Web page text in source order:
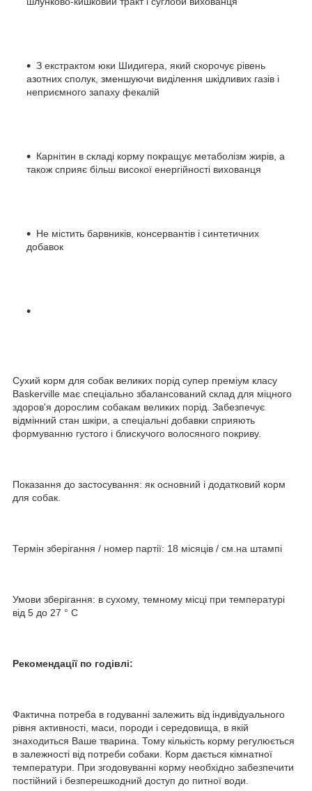
З екстрактом юки Шидигера, який скорочує рівень
азотних сполук, зменшуючи виділення шкідливих газів і
неприємного запаху фекалій
Карнітин в складі корму покращує метаболізм жирів, а
також сприяє більш високої енергійності вихованця
Не містить барвників, консервантів і синтетичних
добавок
Сухий корм для собак великих порід супер преміум класу
Baskerville має спеціально збалансований склад для міцного
здоров'я дорослим собакам великих порід. Забезпечує
відмінний стан шкіри, а спеціальні добавки сприяють
формуванню густого і блискучого волосяного покриву.
Показання до застосування: як основний і додатковий корм
для собак.
Термін зберігання / номер партії: 18 місяців / см.на штампі
Умови зберігання: в сухому, темному місці при температурі
від 5 до 27 ° С
Рекомендації по годівлі:
Фактична потреба в годуванні залежить від індивідуального
рівня активності, маси, породи і середовища, в якій
знаходиться Ваше тварина. Тому кількість корму регулюється
в залежності від потреби собаки. Корм дається кімнатної
температури. При згодовуванні корму необхідно забезпечити
постійний і безперешкодний доступ до питної води.